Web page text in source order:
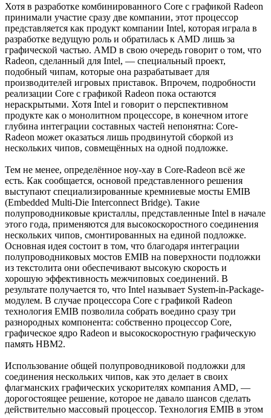
Хотя в разработке комбинированного Core с графикой Radeon
принимали участие сразу две компании, этот процессор
представляется как продукт компании Intel, которая играла в
разработке ведущую роль и обратилась к AMD лишь за
графической частью. AMD в свою очередь говорит о том, что
Radeon, сделанный для Intel, — специальный проект,
подобный чипам, которые она разрабатывает для
производителей игровых приставок. Впрочем, подробности
реализации Core с графикой Radeon пока остаются
нераскрытыми. Хотя Intel и говорит о перспективном
продукте как о монолитном процессоре, в конечном итоге
глубина интеграции составных частей непонятна: Core-
Radeon может оказаться лишь продвинутой сборкой из
нескольких чипов, совмещённых на одной подложке.
Тем не менее, определённое ноу-хау в Core-Radeon всё же
есть. Как сообщается, основой представленного решения
выступают специализированные кремниевые мосты EMIB
(Embedded Multi-Die Interconnect Bridge). Такие
полупроводниковые кристаллы, представленные Intel в начале
этого года, применяются для высокоскоростного соединения
нескольких чипов, смонтированных на единой подложке.
Основная идея состоит в том, что благодаря интеграции
полупроводниковых мостов EMIB на поверхности подложки
из текстолита они обеспечивают высокую скорость и
хорошую эффективность межчиповых соединений. В
результате получается то, что Intel называет System-in-Package-
модулем. В случае процессора Core с графикой Radeon
технология EMIB позволила собрать воедино сразу три
разнородных компонента: собственно процессор Core,
графическое ядро Radeon и высокоскоростную графическую
память HBM2.
Использование общей полупроводниковой подложки для
соединения нескольких чипов, как это делает в своих
флагманских графических ускорителях компания AMD, —
дорогостоящее решение, которое не давало шансов сделать
действительно массовый процессор. Технология EMIB в этом